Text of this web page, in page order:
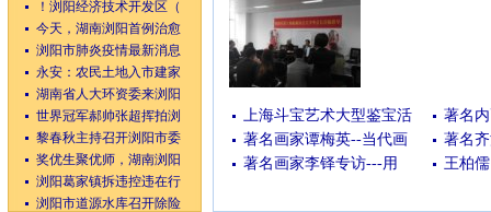
！浏阳经济技术开发区（
今天，湖南浏阳首例治愈
浏阳市肺炎疫情最新消息
永安：农民土地入市建家
湖南省人大环资委来浏阳
世界冠军郝帅张超挥拍浏
黎春秋主持召开浏阳市委
奖优生聚优师，湖南浏阳
浏阳葛家镇拆违控违在行
浏阳市道源水库召开除险
上海斗宝艺术大型鉴宝活
著名画家谭梅英--当代画
著名画家李铎专访---用
著名
著名
王柏